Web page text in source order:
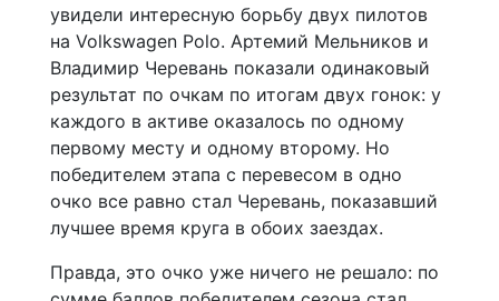
увидели интересную борьбу двух пилотов
на Volkswagen Polo. Артемий Мельников и
Владимир Черевань показали одинаковый
результат по очкам по итогам двух гонок: у
каждого в активе оказалось по одному
первому месту и одному второму. Но
победителем этапа с перевесом в одно
очко все равно стал Черевань, показавший
лучшее время круга в обоих заездах.
Правда, это очко уже ничего не решало: по